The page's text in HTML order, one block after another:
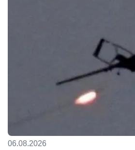
06.08.2026